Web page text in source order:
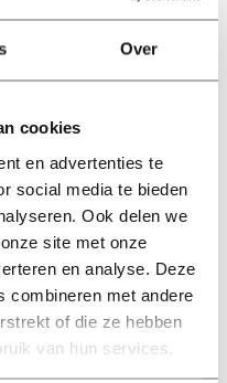
Over
cookies
en advertenties te
social media te bieden
Ook delen we
site met onze
en analyse. Deze
combineren met andere
of die ze hebben
van hun services.